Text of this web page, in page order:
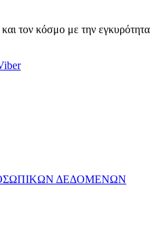
τον κόσμο με την εγκυρότητα
ΔΕΔΟΜΕΝΩΝ